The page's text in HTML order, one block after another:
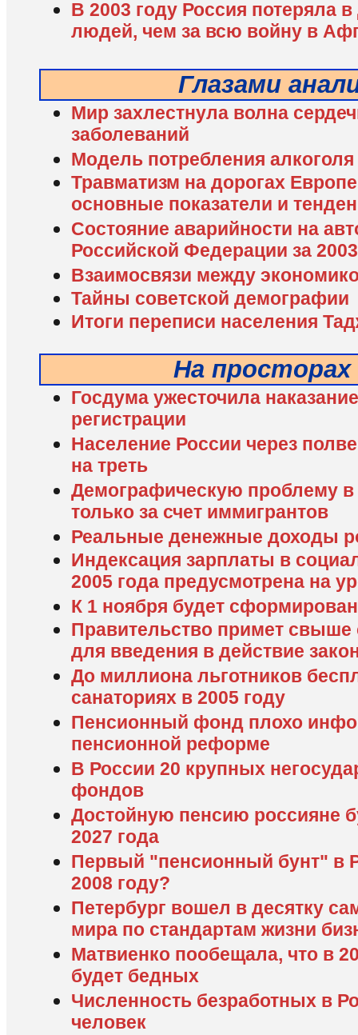
В 2003 году Россия потеряла
людей, чем за всю войну в
Глазами
Мир захлестнула волна
заболеваний
Модель потребления
Травматизм на дорогах
основные показатели и
Состояние аварийности на
Российской Федерации за
Взаимосвязи между
Тайны советской демографии
Итоги переписи населения
На просторах
Госдума ужесточила
регистрации
Население России через
на треть
Демографическую проблему
только за счет иммигрантов
Реальные денежные доходы
Индексация зарплаты в
2005 года предусмотрена на
К 1 ноября будет
Правительство примет свыше
для введения в действие
До миллиона льготников
санаториях в 2005 году
Пенсионный фонд плохо
пенсионной реформе
В России 20 крупных
фондов
Достойную пенсию россияне
2027 года
Первый "пенсионный бунт" в
2008 году?
Петербург вошел в десятку
мира по стандартам жизни
Матвиенко пообещала, что в
будет бедных
Численность безработных в
человек